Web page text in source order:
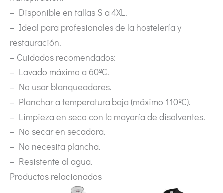
– Disponible en tallas S a 4XL.
– Ideal para profesionales de la hostelería y
restauración.
– Cuidados recomendados:
– Lavado máximo a 60ºC.
– No usar blanqueadores.
– Planchar a temperatura baja (máximo 110ºC).
– Limpieza en seco con la mayoría de disolventes.
– No secar en secadora.
– No necesita plancha.
– Resistente al agua.
Productos relacionados